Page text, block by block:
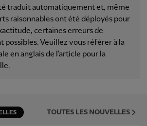
traduit automatiquement et, même
raisonnables ont été déployés pour
certaines erreurs de
possibles. Veuillez vous référer à la
en anglais de l'article pour la
TOUTES LES NOUVELLES